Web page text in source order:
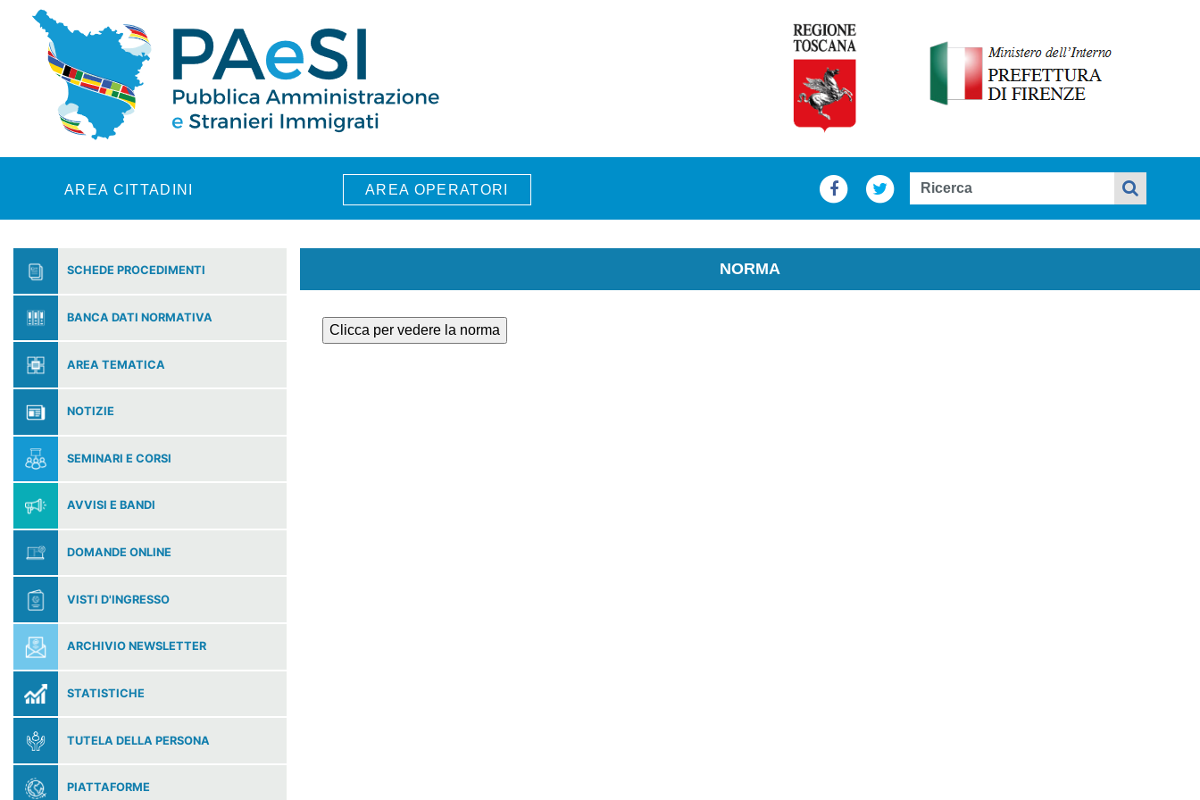
Skip to main content
AREA CITTADINI AREA OPERATORI
SCHEDE PROCEDIMENTI
BANCA DATI NORMATIVA
AREA TEMATICA
NOTIZIE
SEMINARI E CORSI
AVVISI E BANDI
DOMANDE ONLINE
VISTI D'INGRESSO
ARCHIVIO NEWSLETTER
STATISTICHE
TUTELA DELLA PERSONA
PIATTAFORME
NORMA
Clicca per vedere la norma